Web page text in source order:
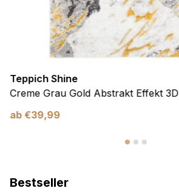
Teppich Shine
Creme Grau Gold Abstrakt Effekt 3D
ab €39,99
Bestseller